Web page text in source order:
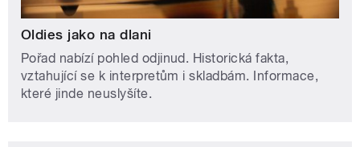
Oldies jako na dlani
Pořad nabízí pohled odjinud. Historická fakta,
vztahující se k interpretům i skladbám. Informace,
které jinde neuslyšíte.